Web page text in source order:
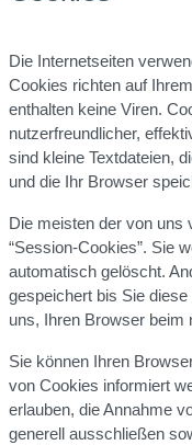
Die Internetseiten
Cookies richten auf
enthalten keine Viren.
nutzerfreundlicher,
sind kleine Textdateien,
und die Ihr Browser
Die meisten der von uns
“Session-Cookies”. Sie
automatisch gelöscht.
gespeichert bis Sie
uns, Ihren Browser beim
Sie können Ihren
von Cookies informiert
erlauben, die Annahme
generell ausschließen